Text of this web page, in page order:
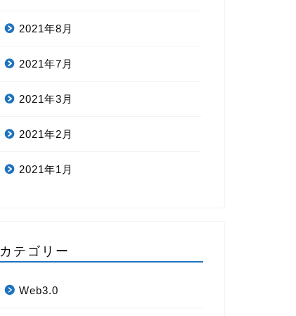
2021年8月
2021年7月
2021年3月
2021年2月
2021年1月
カテゴリー
Web3.0